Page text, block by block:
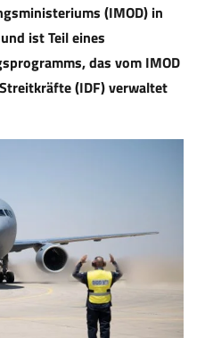
(IMOD) in
ist Teil eines
das vom IMOD
(IDF) verwaltet